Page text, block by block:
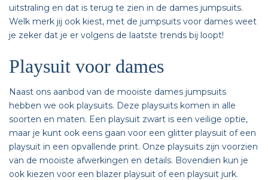
uitstraling en dat is terug te zien in de dames jumpsuits.
Welk merk jij ook kiest, met de jumpsuits voor dames weet
je zeker dat je er volgens de laatste trends bij loopt!
Playsuit voor dames
Naast ons aanbod van de mooiste dames jumpsuits
hebben we ook playsuits. Deze playsuits komen in alle
soorten en maten. Een playsuit zwart is een veilige optie,
maar je kunt ook eens gaan voor een glitter playsuit of een
playsuit in een opvallende print. Onze playsuits zijn voorzien
van de mooiste afwerkingen en details. Bovendien kun je
ook kiezen voor een blazer playsuit of een playsuit jurk.